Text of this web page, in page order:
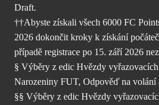
Draft.
††Abyste získali všech 6000 FC
2026 dokončit kroky k získání
případě registrace po 15. září 2026
§ Výběry z edic Hvězdy
Narozeniny FUT, Odpověď na volání
§§ Výběry z edic Hvězdy